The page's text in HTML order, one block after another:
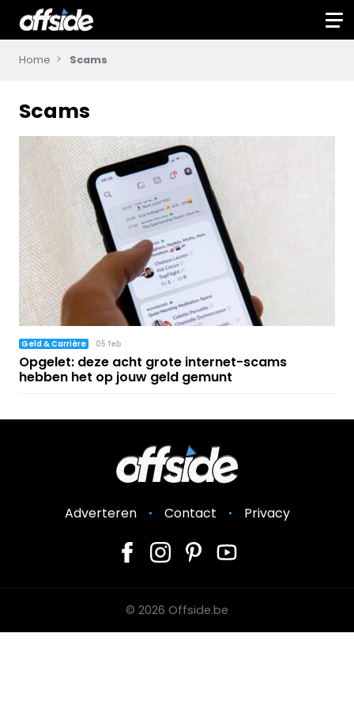
Home Scams
Scams
Geld & Carrière 05 feb
Opgelet: deze acht grote internet-scams
hebben het op jouw geld gemunt
Adverteren Contact Privacy
© 2026 Offside.be